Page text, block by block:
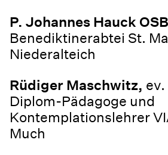
P. Johannes Hauck
Benediktinerabtei St.
Niederalteich
Rüdiger Maschwitz,
Diplom-Pädagoge und
Kontemplationslehrer
Much